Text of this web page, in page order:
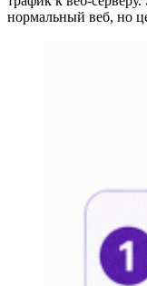
нормальный веб, но